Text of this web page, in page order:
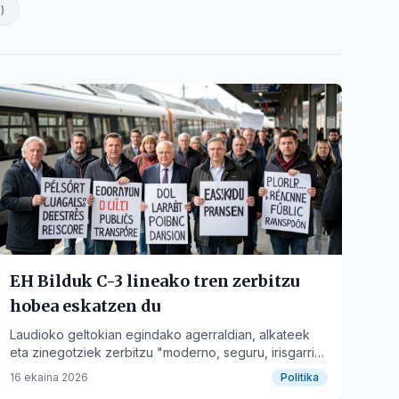
)
EH Bilduk C-3 lineako tren zerbitzu
hobea eskatzen du
Laudioko geltokian egindako agerraldian, alkateek
eta zinegotziek zerbitzu "moderno, seguru, irisgarri
eta duina" eskatu dute.
16 ekaina 2026 Politika